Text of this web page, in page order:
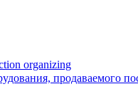
organizing
продаваемого